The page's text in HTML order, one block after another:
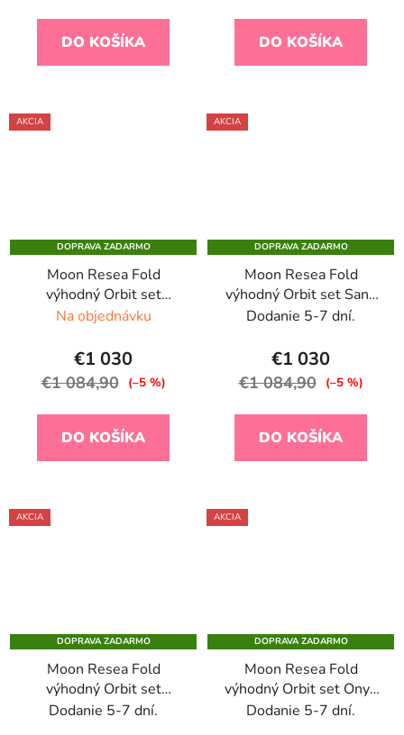
DO KOŠÍKA DO KOŠÍKA
AKCIA
DOPRAVA ZADARMO
Moon Resea Fold
výhodný Orbit set
Greige 2026
Na objednávku
€1 030
€1 084,90 (–5 %)
DO KOŠÍKA
AKCIA
DOPRAVA ZADARMO
Moon Resea Fold
výhodný Orbit set Sand
2026
Dodanie 5-7 dní.
€1 030
€1 084,90 (–5 %)
DO KOŠÍKA
AKCIA
DOPRAVA ZADARMO
Moon Resea Fold
výhodný Orbit set
Cognac 2026
Dodanie 5-7 dní.
AKCIA
DOPRAVA ZADARMO
Moon Resea Fold
výhodný Orbit set Onyx
2026
Dodanie 5-7 dní.